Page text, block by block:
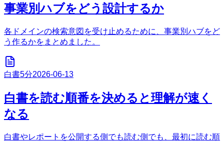
事業別ハブをどう設計するか
各ドメインの検索意図を受け止めるために、事業別ハブをど
う作るかをまとめました。
白書5分2026-06-13
白書を読む順番を決めると理解が速く
なる
白書やレポートを公開する側でも読む側でも、最初に読む順